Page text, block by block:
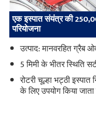
एक इस्पात संयंत्र की
परियोजना
उत्पाद: मानवरहित ग्रैब
5 मिमी के भीतर स्थिति
रोटरी चूल्हा भट्ठी
के लिए उपयोग किया